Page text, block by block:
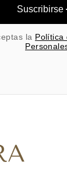
Suscribirse
la Política